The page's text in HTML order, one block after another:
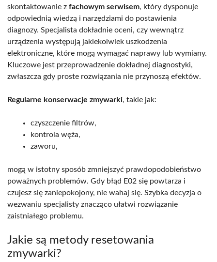
skontaktowanie z fachowym serwisem, który dysponuje
odpowiednią wiedzą i narzędziami do postawienia
diagnozy. Specjalista dokładnie oceni, czy wewnątrz
urządzenia występują jakiekolwiek uszkodzenia
elektroniczne, które mogą wymagać naprawy lub wymiany.
Kluczowe jest przeprowadzenie dokładnej diagnostyki,
zwłaszcza gdy proste rozwiązania nie przynoszą efektów.
Regularne konserwacje zmywarki, takie jak:
czyszczenie filtrów,
kontrola węża,
zaworu,
mogą w istotny sposób zmniejszyć prawdopodobieństwo
poważnych problemów. Gdy błąd E02 się powtarza i
czujesz się zaniepokojony, nie wahaj się. Szybka decyzja o
wezwaniu specjalisty znacząco ułatwi rozwiązanie
zaistniałego problemu.
Jakie są metody resetowania
zmywarki?